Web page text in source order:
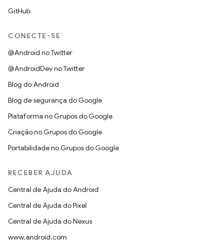
GitHub
CONECTE-SE
@Android no Twitter
@AndroidDev no Twitter
Blog do Android
Blog de segurança do Google
Plataforma no Grupos do Google
Criação no Grupos do Google
Portabilidade no Grupos do Google
RECEBER AJUDA
Central de Ajuda do Android
Central de Ajuda do Pixel
Central de Ajuda do Nexus
www.android.com